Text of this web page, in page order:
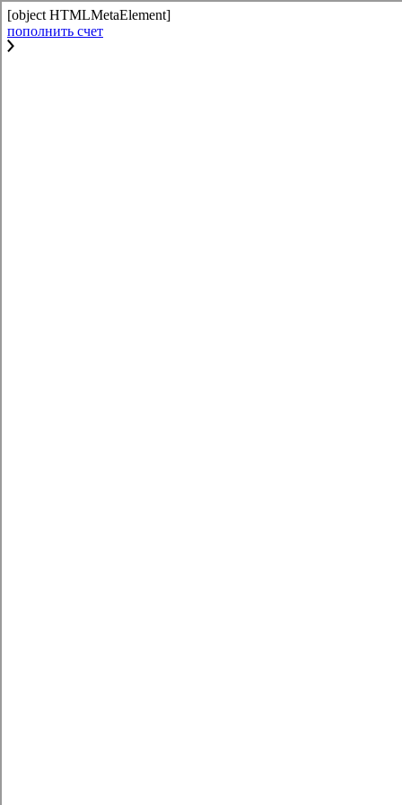
[object HTMLMetaElement]
пополнить счет